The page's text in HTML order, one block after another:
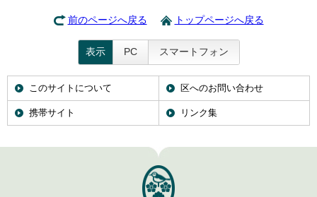
前のページへ戻る トップページへ戻る
表示 PC スマートフォン
このサイトについて 区へのお問い合わせ
携帯サイト リンク集